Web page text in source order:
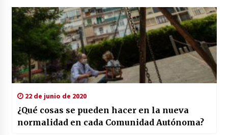
22 de junio de 2020
¿Qué cosas se pueden hacer en la nueva
normalidad en cada Comunidad Autónoma?